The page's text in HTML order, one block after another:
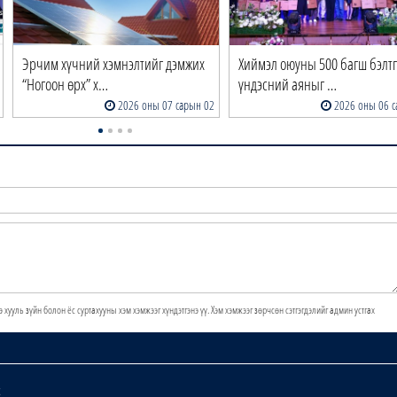
Эрчим хүчний хэмнэлтийг дэмжих
“Ногоон өрх” х…
2026 оны 07 сарын 02
Хиймэл оюуны 500 багш
үндэсний аяныг …
2026 оны 06
хууль зүйн болон ёс суртахууны хэм хэмжээг хүндэтгэнэ үү. Хэм хэмжээг зөрчсөн сэтгэгдэлийг админ устгах